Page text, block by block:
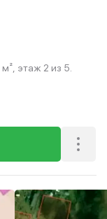
этаж 2 из 5.